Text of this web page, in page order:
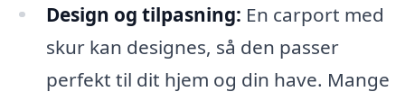
Design og tilpasning: En carport med
skur kan designes, så den passer
perfekt til dit hjem og din have. Mange